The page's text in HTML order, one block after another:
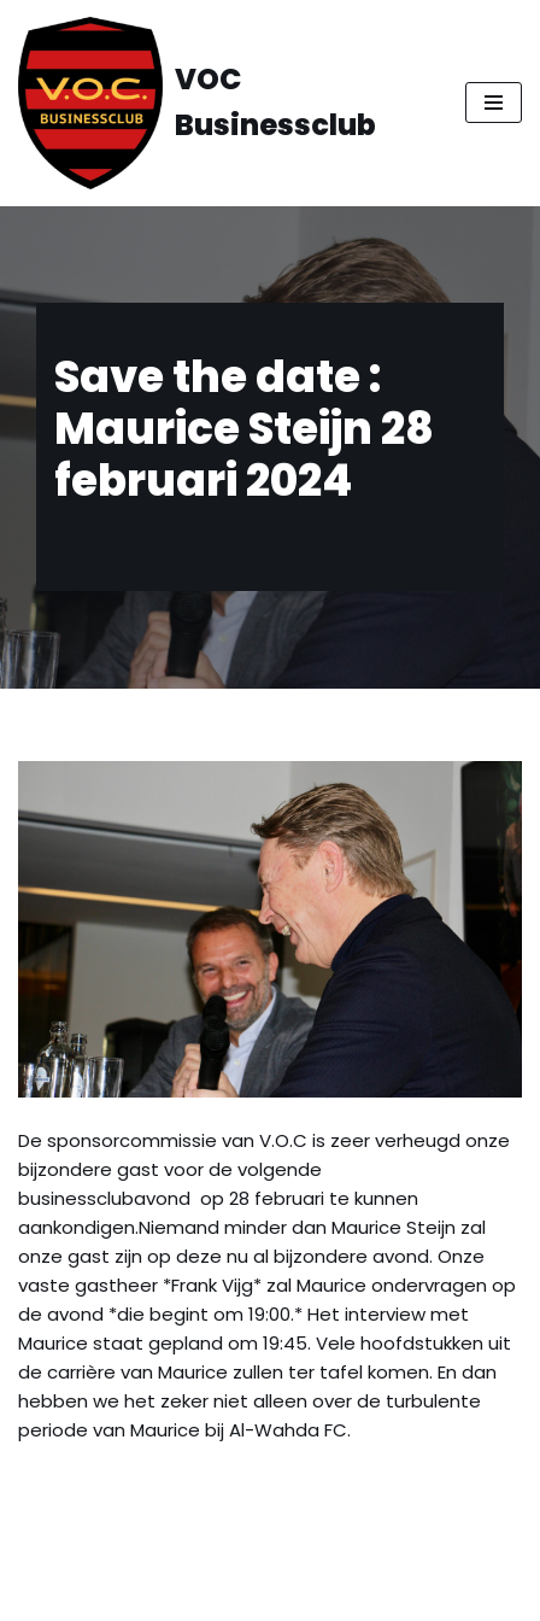
Ga
naar
de
inhoud
VOC
Businessclub
Save the date :
Maurice Steijn 28
februari 2024
De sponsorcommissie van V.O.C is zeer verheugd onze
bijzondere gast voor de volgende
businessclubavond op 28 februari te kunnen
aankondigen.Niemand minder dan Maurice Steijn zal
onze gast zijn op deze nu al bijzondere avond. Onze
vaste gastheer *Frank Vijg* zal Maurice ondervragen op
de avond *die begint om 19:00.* Het interview met
Maurice staat gepland om 19:45. Vele hoofdstukken uit
de carrière van Maurice zullen ter tafel komen. En dan
hebben we het zeker niet alleen over de turbulente
periode van Maurice bij Al-Wahda FC.